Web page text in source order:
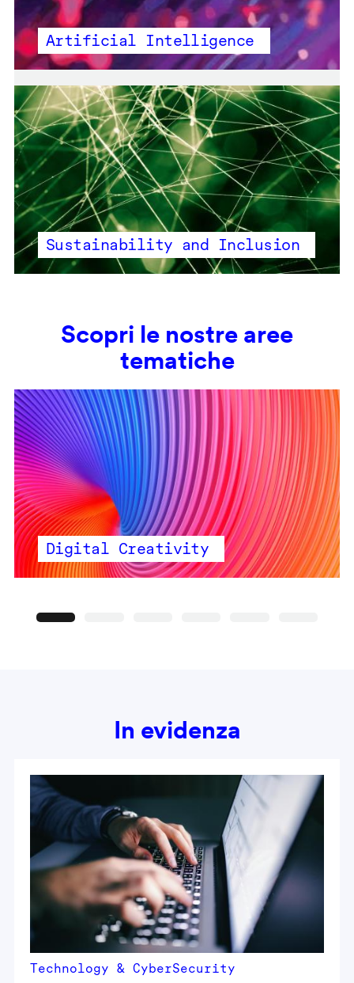
Artificial Intelligence
Sustainability and Inclusion
Scopri le nostre aree
tematiche
Digital Creativity
In evidenza
Technology & CyberSecurity